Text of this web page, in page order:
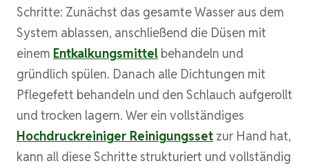
Schritte: Zunächst das gesamte Wasser aus dem
System ablassen, anschließend die Düsen mit
einem Entkalkungsmittel behandeln und
gründlich spülen. Danach alle Dichtungen mit
Pflegefett behandeln und den Schlauch aufgerollt
und trocken lagern. Wer ein vollständiges
Hochdruckreiniger Reinigungsset zur Hand hat,
kann all diese Schritte strukturiert und vollständig